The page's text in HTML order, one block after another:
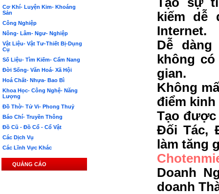
Cơ Khí- Luyện Kim- Khoáng
Sản
Công Nghiệp
Nông- Lâm- Ngư- Nghiệp
Vật Liệu- Vật Tư-Thiết Bị-Dụng
Cụ
Số Liệu- Tìm Kiếm- Cẩm Nang
Đời Sống- Văn Hoá- Xã Hội
Hoá Chất- Nhựa- Bao Bì
Khoa Học- Công Nghệ- Năng
Lượng
Đồ Thờ- Tử Vi- Phong Thuỷ
Báo Chí- Truyền Thông
Đồ Cũ - Đồ Cổ - Cổ Vật
Các Dịch Vụ
Các Lĩnh Vực Khác
QUẢNG CÁO
kiếm dễ
Internet.
Dễ
không
gian.
Không
điểm kinh
Tạo được
Đối Tác,
làm tăng
Doanh
doanh